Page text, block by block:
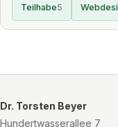
Teilhabe5
Dr. Torsten Beyer
Hundertwasserallee 7